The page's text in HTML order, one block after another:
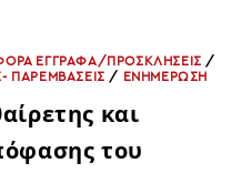
ΕΓΓΡΑΦΑ/ΠΡΟΣΚΛΗΣΕΙΣ /
ΠΑΡΕΜΒΑΣΕΙΣ / ΕΝΗΜΕΡΩΣΗ
και
του